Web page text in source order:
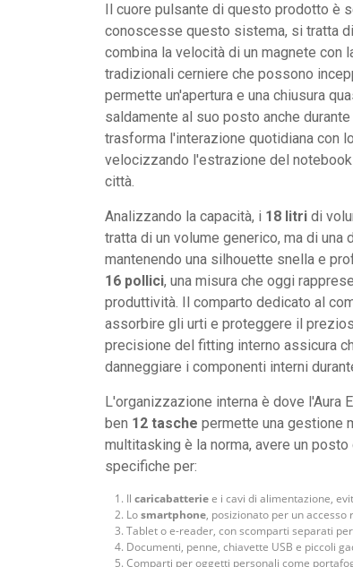
Il cuore pulsante di questo prodotto è
conoscesse questo sistema, si tratta
combina la velocità di un magnete con
tradizionali cerniere che possono
permette un'apertura e una chiusura
saldamente al suo posto anche
trasforma l'interazione quotidiana con
velocizzando l'estrazione del
città.
Analizzando la capacità, i 18 litri di
tratta di un volume generico, ma di
mantenendo una silhouette snella e
16 pollici, una misura che oggi
produttività. Il comparto dedicato al
assorbire gli urti e proteggere il
precisione del fitting interno assicura
danneggiare i componenti interni
L'organizzazione interna è dove l'Aura
ben 12 tasche permette una gestione
multitasking è la norma, avere un
specifiche per:
Il caricabatteriee i cavi di alimentazione,
Losmartphone, posizionato per un accesso
Tablet o e-reader, con scomparti separati
Documenti, penne, chiavette USB e piccoli
Comparti per oggetti personali come